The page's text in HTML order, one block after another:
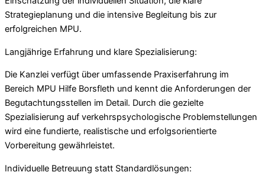
Strategieplanung und die intensive Begleitung bis zur
erfolgreichen MPU.
Langjährige Erfahrung und klare Spezialisierung:
Die Kanzlei verfügt über umfassende Praxiserfahrung im
Bereich MPU Hilfe Borsfleth und kennt die Anforderungen der
Begutachtungsstellen im Detail. Durch die gezielte
Spezialisierung auf verkehrspsychologische Problemstellungen
wird eine fundierte, realistische und erfolgsorientierte
Vorbereitung gewährleistet.
Individuelle Betreuung statt Standardlösungen: